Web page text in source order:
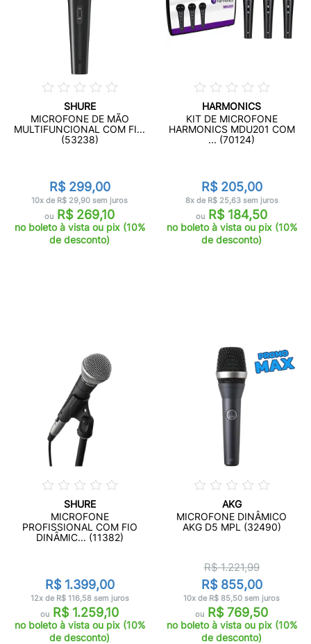
SHURE
MICROFONE DE MÃO
MULTIFUNCIONAL COM FI...
(53238)
R$ 299,00
10x de R$ 29,90 sem juros
ou R$ 269,10
no boleto à vista ou pix (10%
de desconto)
HARMONICS
KIT DE MICROFONE
HARMONICS MDU201 COM
... (70124)
R$ 205,00
8x de R$ 25,63 sem juros
ou R$ 184,50
no boleto à vista ou pix (10%
de desconto)
SHURE
MICROFONE
PROFISSIONAL COM FIO
DINÂMIC... (11382)
R$ 1.399,00
12x de R$ 116,58 sem juros
ou R$ 1.259,10
no boleto à vista ou pix (10%
de desconto)
AKG
MICROFONE DINÂMICO
AKG D5 MPL (32490)
R$ 1.221,99
R$ 855,00
10x de R$ 85,50 sem juros
ou R$ 769,50
no boleto à vista ou pix (10%
de desconto)